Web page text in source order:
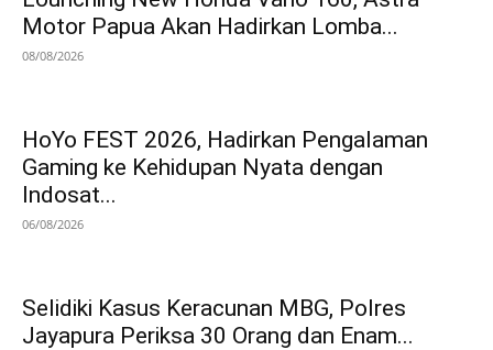
Motor Papua Akan Hadirkan Lomba...
08/08/2026
HoYo FEST 2026, Hadirkan Pengalaman
Gaming ke Kehidupan Nyata dengan
Indosat...
06/08/2026
Selidiki Kasus Keracunan MBG, Polres
Jayapura Periksa 30 Orang dan Enam...